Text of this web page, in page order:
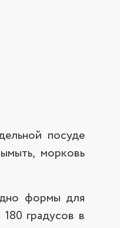
посуде
морковь
дно формы для
градусов в